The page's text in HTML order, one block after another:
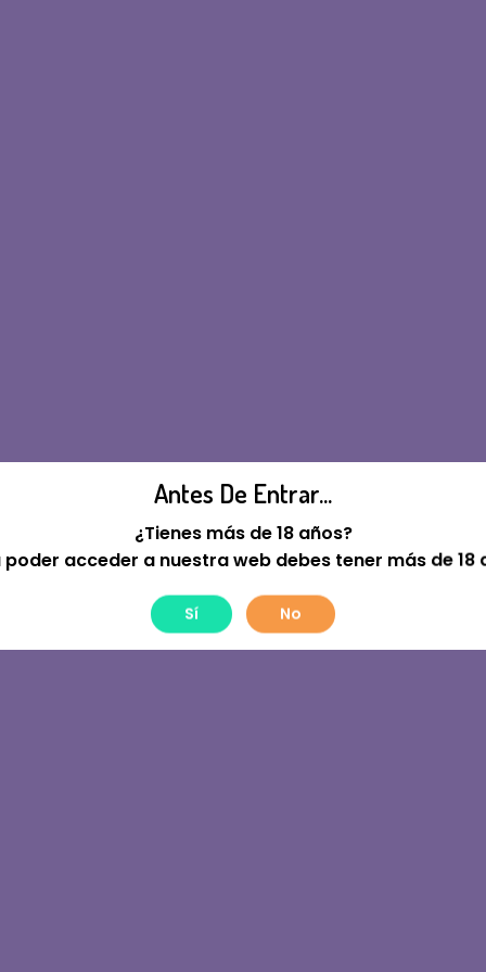
Antes De Entrar...
¿Tienes más de 18 años?
poder acceder a nuestra web debes tener más de 18
Sí No
Estamos